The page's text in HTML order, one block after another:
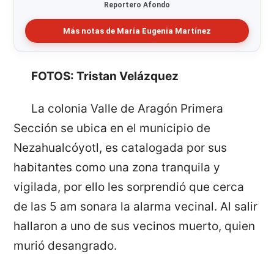
Reportero Afondo
Más notas de María Eugenia Martínez
FOTOS: Tristan Velázquez
La colonia Valle de Aragón Primera
Sección se ubica en el municipio de
Nezahualcóyotl, es catalogada por sus
habitantes como una zona tranquila y
vigilada, por ello les sorprendió que cerca
de las 5 am sonara la alarma vecinal. Al salir
hallaron a uno de sus vecinos muerto, quien
murió desangrado.